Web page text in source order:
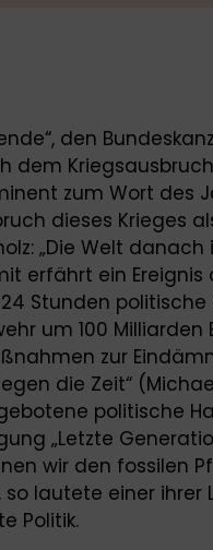
den
dem
zum Wort des
dieses Krieges
„Die Welt
erfährt ein
Stunden
um 100 Milliarden
zur
die Zeit“
politische
„Letzte
wir den fossilen
lautete einer ihrer
Politik.